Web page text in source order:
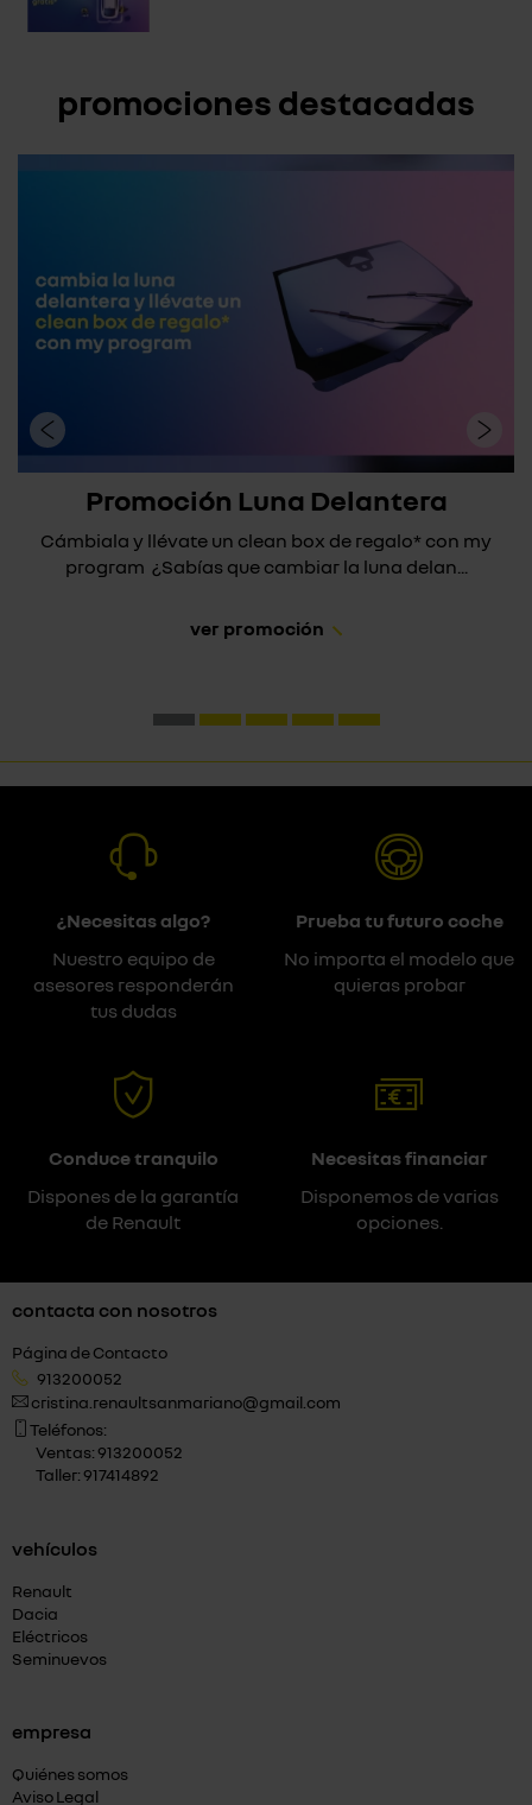
promociones destacadas
Promoción Luna Delantera
Cámbiala y llévate un clean box de regalo* con my
program ¿Sabías que cambiar la luna delan...
ver promoción
¿Necesitas algo?
Nuestro equipo de
asesores responderán
tus dudas
Prueba tu futuro coche
No importa el modelo que
quieras probar
Conduce tranquilo
Dispones de la garantía
de Renault
Necesitas financiar
Disponemos de varias
opciones.
contacta con nosotros
Página de Contacto
913200052
cristina.renaultsanmariano@gmail.com
Teléfonos:
Ventas: 913200052
Taller: 917414892
vehículos
Renault
Dacia
Eléctricos
Seminuevos
empresa
Quiénes somos
Aviso Legal